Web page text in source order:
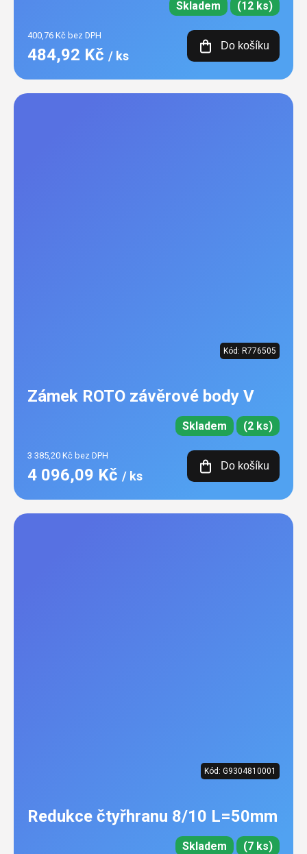
Skladem (12 ks)
400,76 Kč bez DPH
484,92 Kč / ks
Do košíku
Kód: R776505
Zámek ROTO závěrové body V
Skladem (2 ks)
3 385,20 Kč bez DPH
4 096,09 Kč / ks
Do košíku
Kód: G9304810001
Redukce čtyřhranu 8/10 L=50mm
Skladem (7 ks)